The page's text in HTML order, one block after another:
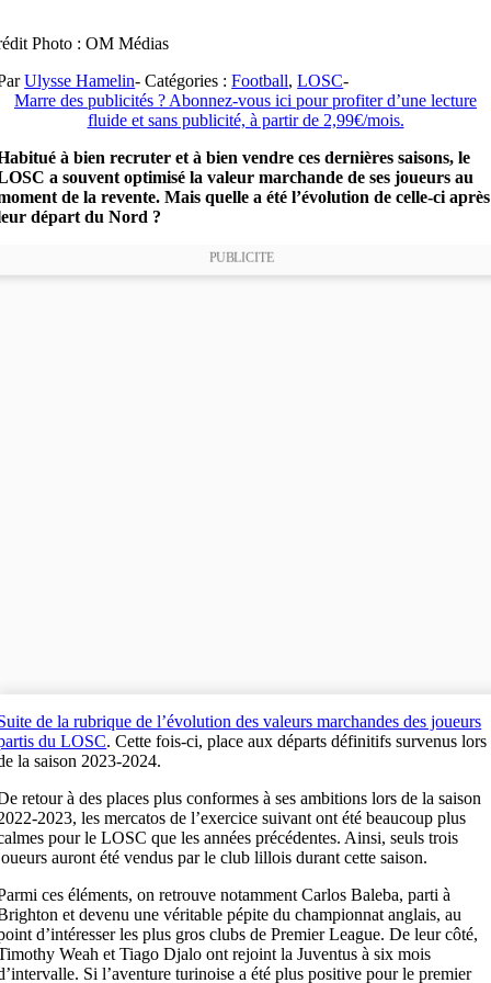
Photo : OM Médias
Ulysse Hamelin- Catégories :Football,LOSC-
Marre des publicités ? Abonnez-vous ici pour profiter d’une lecture
fluide et sans publicité, à partir de 2,99€/mois.
à bien recruter et à bien vendre ces dernières saisons, le
a souvent optimisé la valeur marchande de ses joueurs au
de la revente. Mais quelle a été l’évolution de celle-ci après
départ du Nord ?
PUBLICITE
de la rubrique de l’évolution des valeurs marchandes des joueurs
du LOSC. Cette fois-ci, place aux départs définitifs survenus lors
la saison 2023-2024.
retour à des places plus conformes à ses ambitions lors de la saison
2023, les mercatos de l’exercice suivant ont été beaucoup plus
pour le LOSC que les années précédentes. Ainsi, seuls trois
auront été vendus par le club lillois durant cette saison.
ces éléments, on retrouve notamment Carlos Baleba, parti à
et devenu une véritable pépite du championnat anglais, au
d’intéresser les plus gros clubs de Premier League. De leur côté,
Weah et Tiago Djalo ont rejoint la Juventus à six mois
Si l’aventure turinoise a été plus positive pour le premier